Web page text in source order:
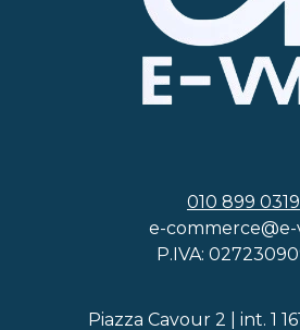
010 899 0319
e-commerce@e-
P.IVA:
Piazza Cavour 2 | int. 1